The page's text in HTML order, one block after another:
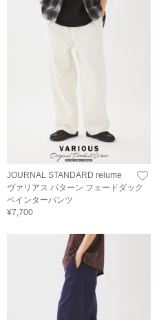
JOURNAL STANDARD relume
ヴァリアス パターン フェードダック
ペインターパンツ
¥7,700